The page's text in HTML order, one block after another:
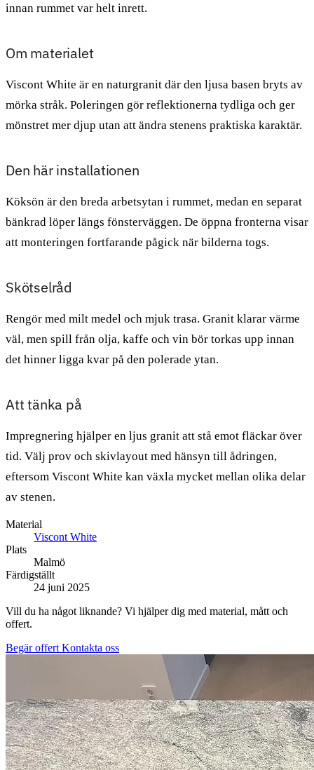
innan rummet var helt inrett.
Om materialet
Viscont White är en naturgranit där den ljusa basen bryts av
mörka stråk. Poleringen gör reflektionerna tydliga och ger
mönstret mer djup utan att ändra stenens praktiska karaktär.
Den här installationen
Köksön är den breda arbetsytan i rummet, medan en separat
bänkrad löper längs fönsterväggen. De öppna fronterna visar
att monteringen fortfarande pågick när bilderna togs.
Skötselråd
Rengör med milt medel och mjuk trasa. Granit klarar värme
väl, men spill från olja, kaffe och vin bör torkas upp innan
det hinner ligga kvar på den polerade ytan.
Att tänka på
Impregnering hjälper en ljus granit att stå emot fläckar över
tid. Välj prov och skivlayout med hänsyn till ådringen,
eftersom Viscont White kan växla mycket mellan olika delar
av stenen.
Material
Viscont White
Plats
Malmö
Färdigställt
24 juni 2025
Vill du ha något liknande? Vi hjälper dig med material, mått och
offert.
Begär offert Kontakta oss